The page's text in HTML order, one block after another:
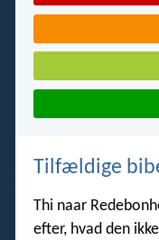
Tilfældige
Thi naar
efter, hvad den